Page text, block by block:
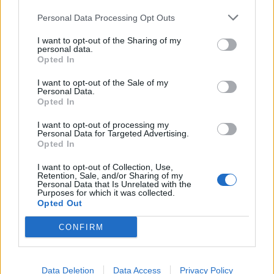
Personal Data Processing Opt Outs
I want to opt-out of the Sharing of my
personal data.
Opted In
I want to opt-out of the Sale of my
Personal Data.
Opted In
I want to opt-out of processing my
Personal Data for Targeted Advertising.
Opted In
I want to opt-out of Collection, Use,
Retention, Sale, and/or Sharing of my
Personal Data that Is Unrelated with the
Purposes for which it was collected.
Opted Out
CONFIRM
Data Deletion Data Access Privacy Policy
informações e pela rápida evolução tecnológica. O
desenvolvimento depende de como o cérebro é
exercitado no cotidiano”, finalizou Fabiano de Abreu
Agrela Rodrigues.
Ígor Lopes
250”, depois de, na edição anterior, ter integrado o
circuito “Challenger”. O francês Luca Van Assche
conquistou o primeiro título ATP da carreira ao
derrotar o belga Alexander Blockx na final, encerrando
uma edição marcada pela elevada competitividade, pela
forte presença de tenistas portugueses e pela projeção
internacional do evento.
O torneio arrancou com a fase de qualificação, nos dias
18 e 19 de julho, reunindo dezenas de atletas em busca
de um lugar no quadro principal. A cerimónia de
abertura contou com a presença do presidente da
Câmara Municipal de Cascais, Nuno Piteira Lopes,
acompanhado pelo executivo municipal, assinalando o
início de uma competição que voltou a colocar o
concelho no centro do calendário internacional do
CONTINUAR A LER
ATUALIDADE
Castelo Branco: “Bienal